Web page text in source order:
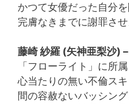
かつて女優だった自分
完膚なきまでに謝罪させ
藤崎 紗羅 (矢神亜梨沙)
「フローライト」に所
心当たりの無い不倫ス
間の容赦ないバッシング